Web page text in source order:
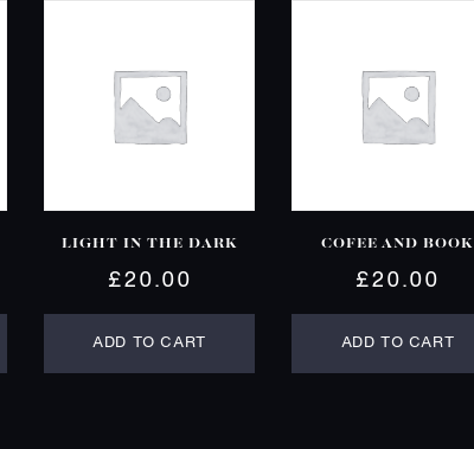
LIGHT IN THE DARK
£20.00
ADD TO CART
COFEE AND BOOK
£20.00
ADD TO CART